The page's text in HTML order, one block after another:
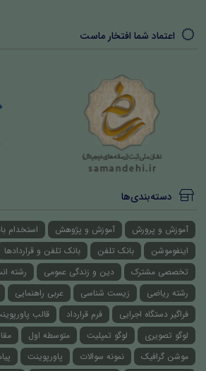
اعتماد شما افتخار ماست
دسته‌بندی‌ها
آموزش و پرورش آموزش و پژوهش استخدام
اینفوموشن
بانک تلفن بانک تلفن و قراردادها
تخصصی مشترک
دین و زندگی عمومی رشته
رشته ریاضی
زیست شناسی عربی راهنمایی
فراگیر دستگاه اجرایی
فرم قرارداد قالب
لوگو تصویری
لوگو تمپلیت متوسطه اول
موشن گرافیک
نمونه سوالات پاورپوینت